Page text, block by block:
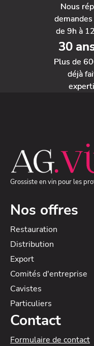
Nous
de 9h à
30
Plus de
déjà
Grossiste en vin pour les
Nos offres
Restauration
Distribution
Export
Comités d'entreprise
Cavistes
Particuliers
Contact
Formulaire de contact